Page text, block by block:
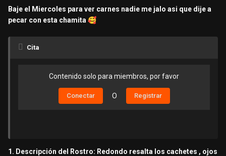
Baje el Miercoles para ver carnes nadie me jalo asi que dije a
pecar con esta chamita 🥰
Cita
Contenido solo para miembros, por favor
Conectar O Registrar
1. Descripción del Rostro: Redondo resalta los cachetes , ojos